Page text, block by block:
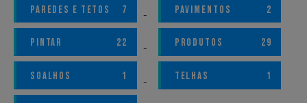
PAREDES E TETOS 7 PAVIMENTOS 2
PINTAR 22 PRODUTOS 29
SOALHOS 1 TELHAS 1